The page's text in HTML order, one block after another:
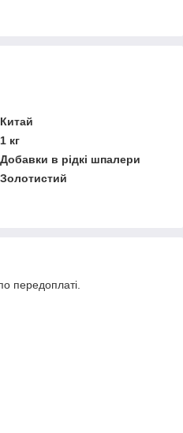
Китай
1 кг
Добавки в рідкі шпалери
Золотистий
передоплаті.